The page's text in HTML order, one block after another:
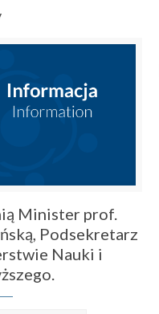
Minister prof.
Podsekretarz
Nauki i